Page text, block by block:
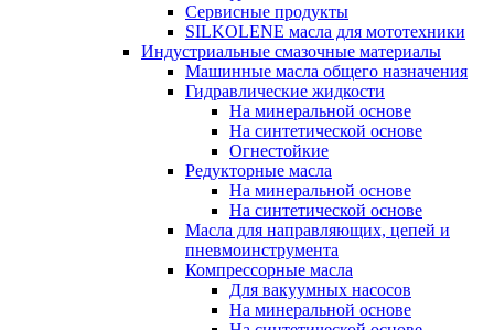
Сервисные продукты
SILKOLENE масла для мототехники
Индустриальные смазочные материалы
Машинные масла общего назначения
Гидравлические жидкости
На минеральной основе
На синтетической основе
Огнестойкие
Редукторные масла
На минеральной основе
На синтетической основе
Масла для направляющих, цепей и
пневмоинструмента
Компрессорные масла
Для вакуумных насосов
На минеральной основе